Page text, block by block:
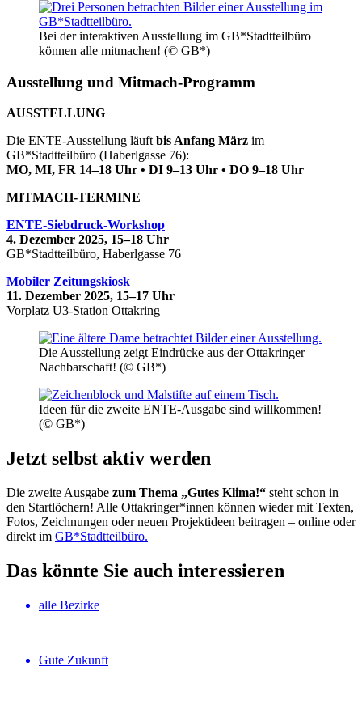
Bei der interaktiven Ausstellung im GB*Stadtteilbüro
können alle mitmachen! (© GB*)
Ausstellung und Mitmach-Programm
AUSSTELLUNG
Die ENTE-Ausstellung läuft bis Anfang März im
GB*Stadtteilbüro (Haberlgasse 76):
MO, MI, FR 14–18 Uhr • DI 9–13 Uhr • DO 9–18 Uhr
MITMACH-TERMINE
ENTE-Siebdruck-Workshop
4. Dezember 2025, 15–18 Uhr
GB*Stadtteilbüro, Haberlgasse 76
Mobiler Zeitungskiosk
11. Dezember 2025, 15–17 Uhr
Vorplatz U3-Station Ottakring
Die Ausstellung zeigt Eindrücke aus der Ottakringer
Nachbarschaft! (© GB*)
Ideen für die zweite ENTE-Ausgabe sind willkommen!
(© GB*)
Jetzt selbst aktiv werden
Die zweite Ausgabe zum Thema „Gutes Klima!“ steht schon in
den Startlöchern! Alle Ottakringer*innen können wieder mit Texten,
Fotos, Zeichnungen oder neuen Projektideen beitragen – online oder
direkt im GB*Stadtteilbüro.
Das könnte Sie auch interessieren
alle Bezirke
Gute Zukunft